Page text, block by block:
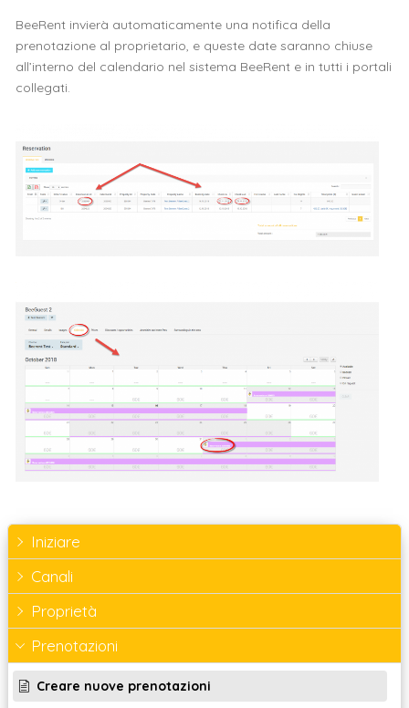
BeeRent invierà automaticamente una notifica della
prenotazione al proprietario, e queste date saranno chiuse
all’interno del calendario nel sistema BeeRent e in tutti i portali
collegati.
Iniziare
Canali
Proprietà
Prenotazioni
Creare nuove prenotazioni